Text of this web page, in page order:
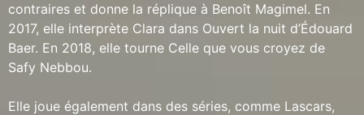
contraires et donne la réplique à Benoît Magimel. En
2017, elle interprète Clara dans Ouvert la nuit d’Édouard
Baer. En 2018, elle tourne Celle que vous croyez de
Safy Nebbou.
Elle joue également dans des séries, comme Lascars,